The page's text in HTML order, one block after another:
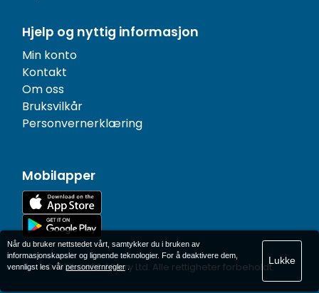
Hjelp og nyttig informasjon
Min konto
Kontakt
Om oss
Bruksvilkår
Personvernerklæring
Mobilapper
© 1977-2026AFerry Ltd. Alle rettigheter forbeholdt.
Når du bruker nettstedet vårt, samtykker du i bruken av
informasjonskapsler og lignende teknologier. For å deaktivere dem,
vennligst les vårpersonvernregler.
Lukke